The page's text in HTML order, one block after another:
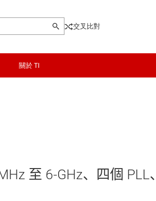
交叉比對
關於 TI
至 6-GHz、四個 PLL、